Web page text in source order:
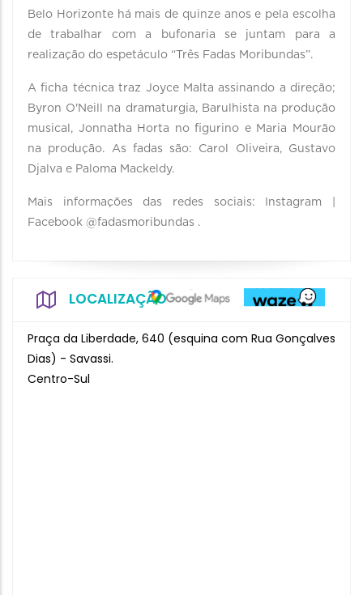
Belo Horizonte há mais de quinze anos e pela escolha
de trabalhar com a bufonaria se juntam para a
realização do espetáculo “Três Fadas Moribundas”.
A ficha técnica traz Joyce Malta assinando a direção;
Byron O'Neill na dramaturgia, Barulhista na produção
musical, Jonnatha Horta no figurino e Maria Mourão
na produção. As fadas são: Carol Oliveira, Gustavo
Djalva e Paloma Mackeldy.
Mais informações das redes sociais: Instagram |
Facebook @fadasmoribundas .
LOCALIZAÇÃO
Praça da Liberdade, 640 (esquina com Rua Gonçalves
Dias) - Savassi.
Centro-Sul